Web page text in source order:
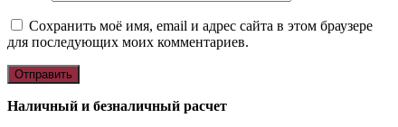
Сохранить моё имя, email и адрес сайта в этом браузере
для последующих моих комментариев.
Наличный и безналичный расчет